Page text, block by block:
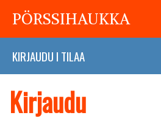
PÖRSSIHAUKKA
KIRJAUDU I TILAA
Kirjaudu